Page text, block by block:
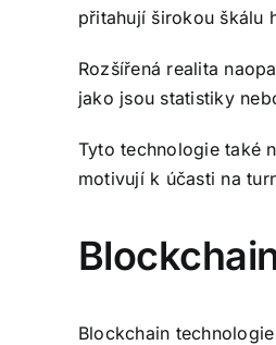
přitahují širokou škálu
Rozšířená realita
jako jsou statistiky
Tyto technologie také
motivují k účasti na
Blockchain